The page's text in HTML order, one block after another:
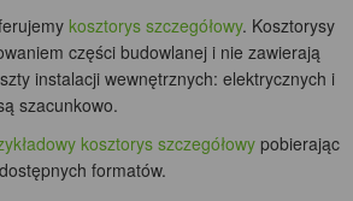
kosztorys szczegółowy. Kosztorysy
części budowlanej i nie zawierają
instalacji wewnętrznych: elektrycznych i
szacunkowo.
kosztorys szczegółowy pobierając
formatów.